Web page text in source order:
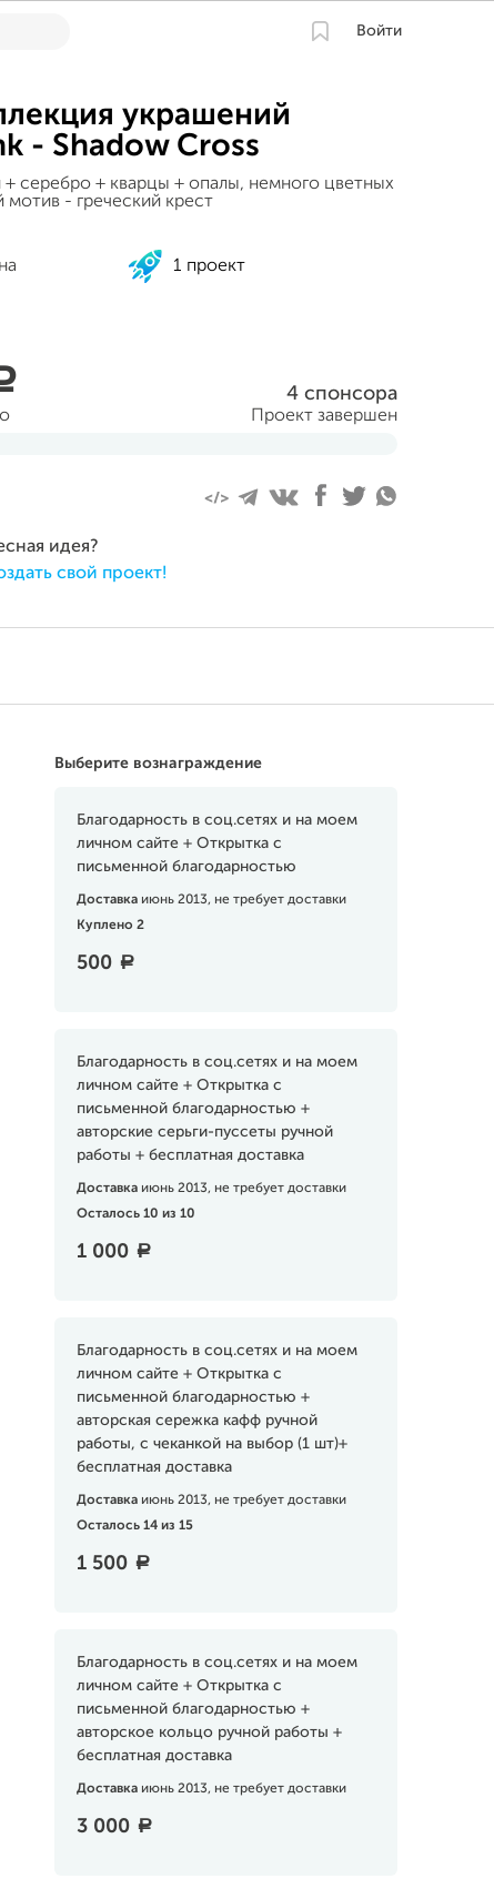
Войти
украшений
- Shadow Cross
серебро + кварцы + опалы, немного цветных
мотив - греческий крест
1 проект
4 спонсора
Проект завершен
идея?
свой проект!
Выберите вознаграждение
Благодарность в соц.сетях и на моем
личном сайте + Открытка с
письменной благодарностью
Доставка июнь 2013, не требует доставки
Куплено 2
500 a
Благодарность в соц.сетях и на моем
личном сайте + Открытка с
письменной благодарностью +
авторские серьги-пуссеты ручной
работы + бесплатная доставка
Доставка июнь 2013, не требует доставки
Осталось 10 из 10
1 000 a
Благодарность в соц.сетях и на моем
личном сайте + Открытка с
письменной благодарностью +
авторская сережка кафф ручной
работы, с чеканкой на выбор (1 шт)+
бесплатная доставка
Доставка июнь 2013, не требует доставки
Осталось 14 из 15
1 500 a
Благодарность в соц.сетях и на моем
личном сайте + Открытка с
письменной благодарностью +
авторское кольцо ручной работы +
бесплатная доставка
Доставка июнь 2013, не требует доставки
3 000 a